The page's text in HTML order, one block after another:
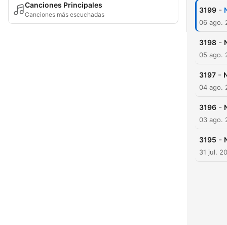
Canciones Principales
Canciones más escuchadas
3199 -
06 ago.
3198 -
05 ago.
3197 -
04 ago.
3196 -
03 ago.
3195 -
31 jul.